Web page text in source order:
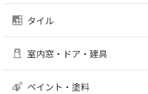
タイル
室内窓・ドア・建具
ペイント・塗料